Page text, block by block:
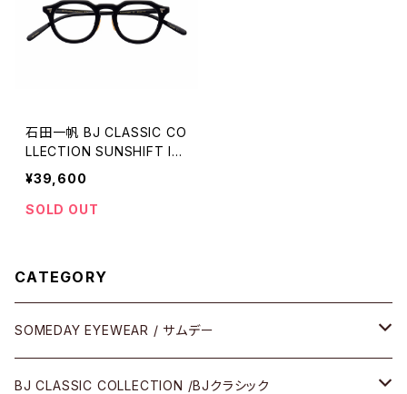
石田一帆 BJ CLASSIC CO
LLECTION SUNSHIFT IS
HIDA KAZUHO IK-P04 コ
ラボ BJクラシック 調光レン
ズ
¥39,600
SOLD OUT
CATEGORY
SOMEDAY EYEWEAR / サムデー
メガネ
BJ CLASSIC COLLECTION /BJクラシック